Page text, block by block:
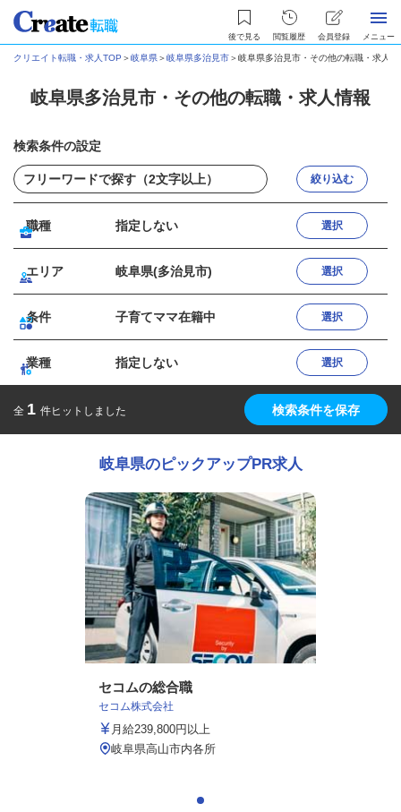
後で見る 閲覧履歴 会員登録 メニュー
クリエイト転職・求人TOP ＞岐阜県＞岐阜県多治見市＞岐阜県多治見市・その他の転職・求人情
岐阜県多治見市・その他の転職・求人情報
検索条件の設定
絞り込む
職種 指定しない 選択
エリア 岐阜県(多治見市) 選択
条件 子育てママ在籍中 選択
業種 指定しない 選択
全 1 件ヒットしました 検索条件を保存
岐阜県のピックアップPR求人
セコムの総合職
セコム株式会社
月給239,800円以上
岐阜県高山市内各所